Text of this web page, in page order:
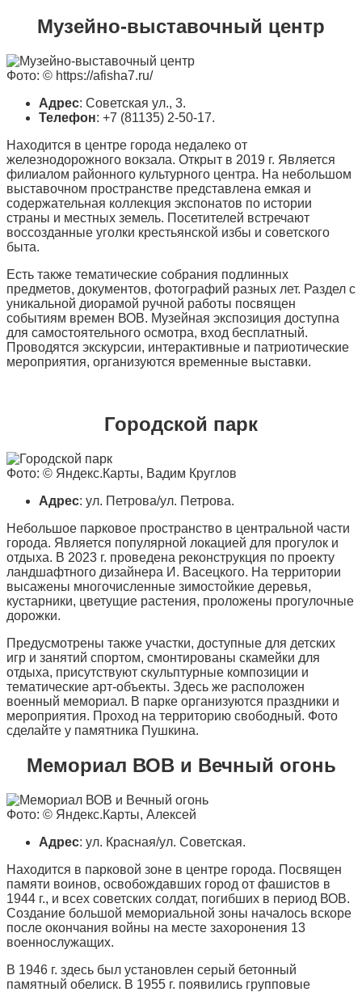
Музейно-выставочный центр
Фото: © https://afisha7.ru/
Адрес: Советская ул., 3.
Телефон: +7 (81135) 2-50-17.
Находится в центре города недалеко от
железнодорожного вокзала. Открыт в 2019 г. Является
филиалом районного культурного центра. На небольшом
выставочном пространстве представлена емкая и
содержательная коллекция экспонатов по истории
страны и местных земель. Посетителей встречают
воссозданные уголки крестьянской избы и советского
быта.
Есть также тематические собрания подлинных
предметов, документов, фотографий разных лет. Раздел с
уникальной диорамой ручной работы посвящен
событиям времен ВОВ. Музейная экспозиция доступна
для самостоятельного осмотра, вход бесплатный.
Проводятся экскурсии, интерактивные и патриотические
мероприятия, организуются временные выставки.
Городской парк
Фото: © Яндекс.Карты, Вадим Круглов
Адрес: ул. Петрова/ул. Петрова.
Небольшое парковое пространство в центральной части
города. Является популярной локацией для прогулок и
отдыха. В 2023 г. проведена реконструкция по проекту
ландшафтного дизайнера И. Васецкого. На территории
высажены многочисленные зимостойкие деревья,
кустарники, цветущие растения, проложены прогулочные
дорожки.
Предусмотрены также участки, доступные для детских
игр и занятий спортом, смонтированы скамейки для
отдыха, присутствуют скульптурные композиции и
тематические арт-объекты. Здесь же расположен
военный мемориал. В парке организуются праздники и
мероприятия. Проход на территорию свободный. Фото
сделайте у памятника Пушкина.
Мемориал ВОВ и Вечный огонь
Фото: © Яндекс.Карты, Алексей
Адрес: ул. Красная/ул. Советская.
Находится в парковой зоне в центре города. Посвящен
памяти воинов, освобождавших город от фашистов в
1944 г., и всех советских солдат, погибших в период ВОВ.
Создание большой мемориальной зоны началось вскоре
после окончания войны на месте захоронения 13
военнослужащих.
В 1946 г. здесь был установлен серый бетонный
памятный обелиск. В 1955 г. появились групповые